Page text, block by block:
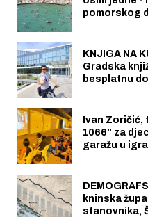
pomorskog
KNJIGA NA
Gradska
besplatnu
Ivan Zoričić,
1066” za
garažu u
kninska
stanovnika,